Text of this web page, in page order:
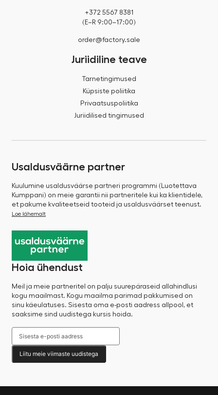
+372 5567 8381
(E–R 9:00–17:00)
order@factory.sale
Juriidiline teave
Tarnetingimused
Küpsiste poliitika
Privaatsuspoliitika
Juriidilised tingimused
Usaldusväärne partner
Kuulumine usaldusväärse partneri programmi (Luotettava
Kumppani) on meie garantii nii partneritele kui ka klientidele,
et pakume kvaliteetseid tooteid ja usaldusväärset teenust.
Loe lähemalt
Hoia ühendust
Meil ja meie partneritel on palju suurepäraseid allahindlusi
kogu maailmast. Kogu maailma parimad pakkumised on
sinu käeulatuses. Sisesta oma e-posti aadress allpool, et
saaksime sind uudistega kursis hoida.
Liitu meie viimaste uudistega